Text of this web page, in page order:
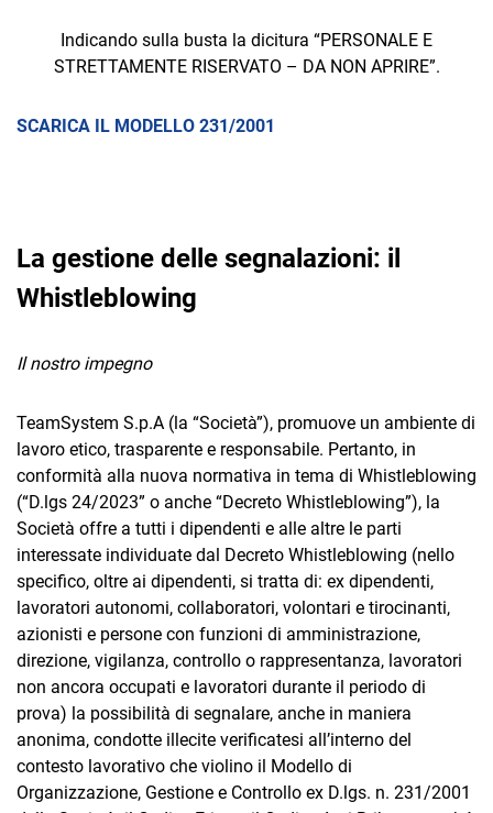
Indicando sulla busta la dicitura “PERSONALE E
STRETTAMENTE RISERVATO – DA NON APRIRE”.
SCARICA IL MODELLO 231/2001
La gestione delle segnalazioni: il
Whistleblowing
Il nostro impegno
TeamSystem S.p.A (la “Società”), promuove un ambiente di
lavoro etico, trasparente e responsabile. Pertanto, in
conformità alla nuova normativa in tema di Whistleblowing
(“D.lgs 24/2023” o anche “Decreto Whistleblowing”), la
Società offre a tutti i dipendenti e alle altre le parti
interessate individuate dal Decreto Whistleblowing (nello
specifico, oltre ai dipendenti, si tratta di: ex dipendenti,
lavoratori autonomi, collaboratori, volontari e tirocinanti,
azionisti e persone con funzioni di amministrazione,
direzione, vigilanza, controllo o rappresentanza, lavoratori
non ancora occupati e lavoratori durante il periodo di
prova) la possibilità di segnalare, anche in maniera
anonima, condotte illecite verificatesi all’interno del
contesto lavorativo che violino il Modello di
Organizzazione, Gestione e Controllo ex D.lgs. n. 231/2001